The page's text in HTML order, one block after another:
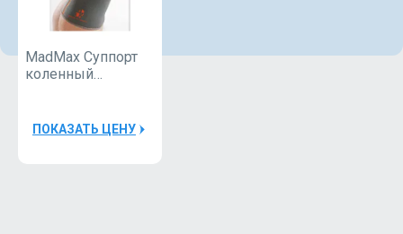
MadMax Суппорт
коленный
ПОКАЗАТЬ ЦЕНУ